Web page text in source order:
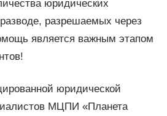
юридических
разрешаемых через
является важным этапом
юридической
МЦПИ «Планета